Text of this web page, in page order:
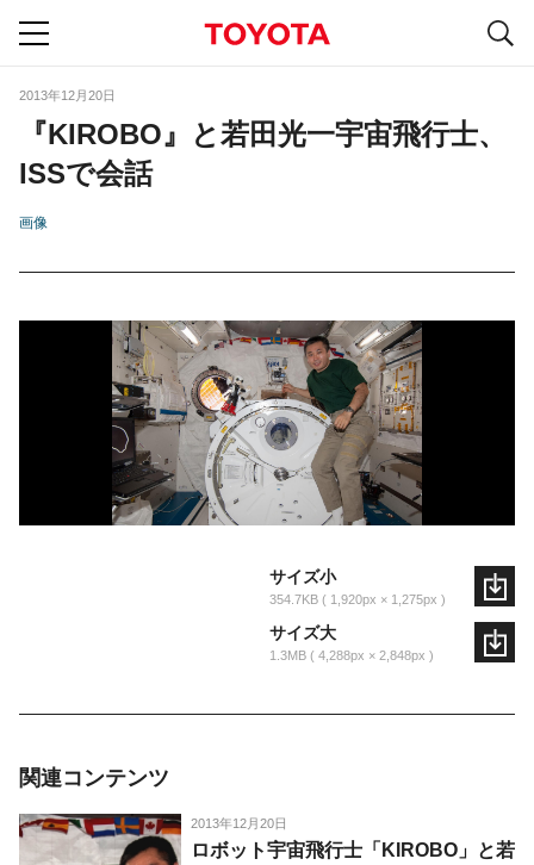
2013年12月20日
『KIROBO』と若田光一宇宙飛行士、
ISSで会話
画像
サイズ小
354.7KB 1,920px × 1,275px
サイズ大
1.3MB 4,288px × 2,848px
関連コンテンツ
2013年12月20日
ロボット宇宙飛行士「KIROBO」と若